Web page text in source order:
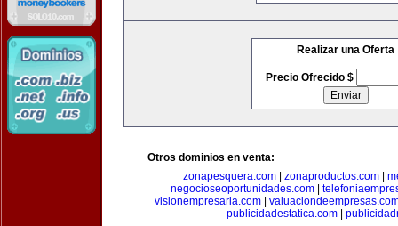
Realizar una Oferta
Precio Ofrecido $
Otros dominios en venta:
zonapesquera.com| zonaproductos.com|
negocioseoportunidades.com
visionempresaria.com
publicidadestatica.com